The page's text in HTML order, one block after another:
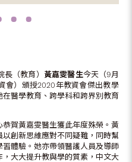
（教育） 黃嘉雯醫生今天（9月
會）頒授2020年教資會傑出教學
醫學教育、跨學科和跨界別教育
恭賀黃嘉雯醫生獲此年度殊榮。黃
創新思維應對不同疑難，同時幫
體驗。她亦帶領醫護人員及導師
大大提升教與學的質素，中文大